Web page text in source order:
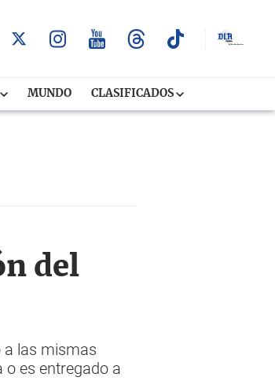
MUNDO CLASIFICADOS
del
a las mismas
o es entregado a